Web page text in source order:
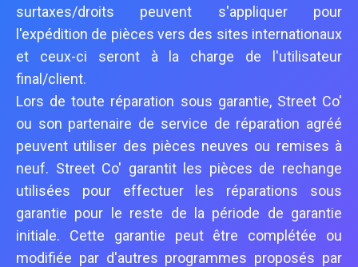
surtaxes/droits peuvent s'appliquer pour
l'expédition de pièces vers des sites internationaux
et ceux-ci seront à la charge de l'utilisateur
final/client.
Lors de toute réparation sous garantie, Street Co'
ou son partenaire de service de réparation agréé
peuvent utiliser des pièces neuves ou remises à
neuf. Street Co' garantit les pièces de rechange
utilisées pour effectuer les réparations sous
garantie pour le reste de la période de garantie
initiale. Cette garantie peut être complétée ou
modifiée par d'autres programmes proposés par